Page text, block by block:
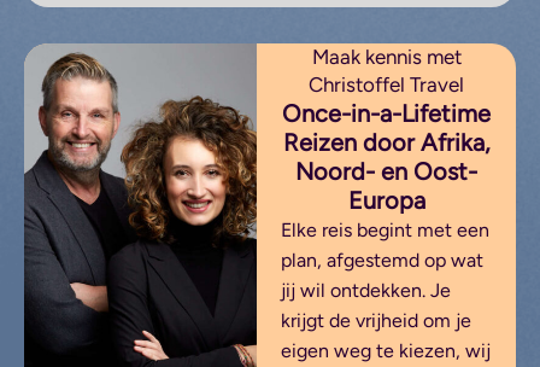
Maak kennis met
Christoffel Travel
Once-in-a-Lifetime
Reizen door Afrika,
Noord- en Oost-
Europa
Elke reis begint met een
plan, afgestemd op wat
jij wil ontdekken. Je
krijgt de vrijheid om je
eigen weg te kiezen, wij